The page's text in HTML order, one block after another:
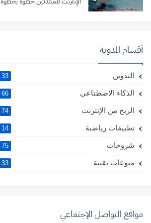
أقسام المدونة
التدوين 33
الذكاء الاصطناعى 66
الربح من الإنترنت 74
تطبيقات رياضية 14
شروحات 75
منوعات تقنية 33
مواقع التواصل الإجتماعي